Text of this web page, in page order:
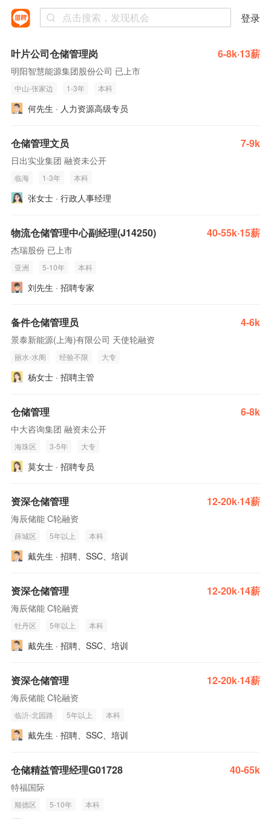
登录
叶片公司仓储管理岗 6-8k·13薪
明阳智慧能源集团股份公司 已上市
中山-张家边 1-3年 本科
何先生 · 人力资源高级专员
仓储管理文员 7-9k
日出实业集团 融资未公开
临海 1-3年 本科
张女士 · 行政人事经理
物流仓储管理中心副经理(J14250) 40-55k·15薪
杰瑞股份 已上市
亚洲 5-10年 本科
刘先生 · 招聘专家
备件仓储管理员 4-6k
景泰新能源(上海)有限公司 天使轮融资
丽水-水阁 经验不限 大专
杨女士 · 招聘主管
仓储管理 6-8k
中大咨询集团 融资未公开
海珠区 3-5年 大专
莫女士 · 招聘专员
资深仓储管理 12-20k·14薪
海辰储能 C轮融资
薛城区 5年以上 本科
戴先生 · 招聘、SSC、培训
资深仓储管理 12-20k·14薪
海辰储能 C轮融资
牡丹区 5年以上 本科
戴先生 · 招聘、SSC、培训
资深仓储管理 12-20k·14薪
海辰储能 C轮融资
临沂-北园路 5年以上 本科
戴先生 · 招聘、SSC、培训
仓储精益管理经理G01728 40-65k
特福国际
顺德区 5-10年 本科